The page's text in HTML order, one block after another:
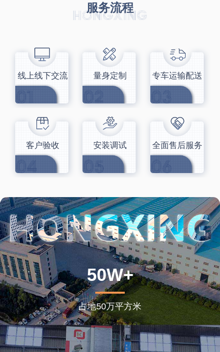
服务流程
线上线下交流 量身定制 专车运输配送
客户验收 安装调试 全面售后服务
50W+
占地50万平方米